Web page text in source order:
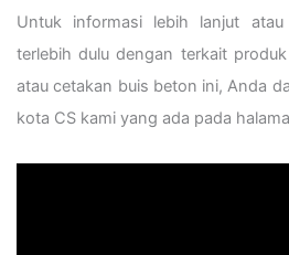
Untuk informasi lebih lanjut
terlebih dulu dengan terkait
atau cetakan buis beton ini, Anda
kota CS kami yang ada pada